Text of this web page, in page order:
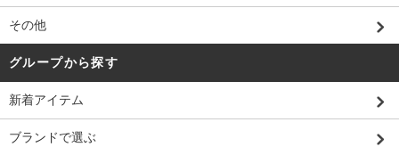
その他
グループから探す
新着アイテム
ブランドで選ぶ